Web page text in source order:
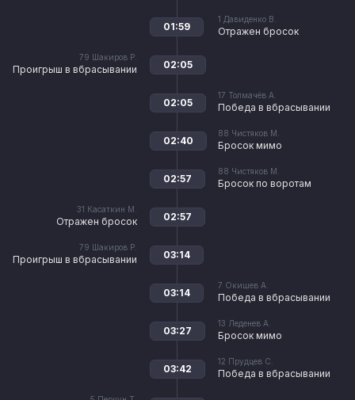
1 Давиденко В.
Отражен бросок
01:59
79 Шакиров Р.
Проигрыш в вбрасывании 02:05
17 Толмачёв А.
Победа в вбрасывании
02:05
88 Чистяков М.
Бросок мимо
02:40
88 Чистяков М.
Бросок по воротам
02:57
31 Касаткин М.
Отражен бросок 02:57
79 Шакиров Р.
Проигрыш в вбрасывании 03:14
7 Окишев А.
Победа в вбрасывании
03:14
13 Леденев А.
Бросок мимо
03:27
12 Прудцев С.
Победа в вбрасывании
03:42